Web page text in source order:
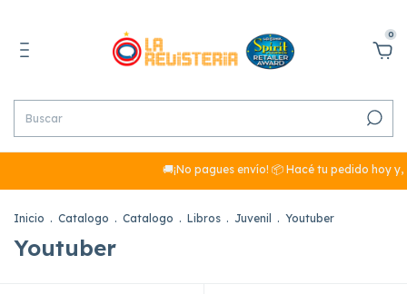
0
🚚¡No pagues envío! 📦 Hacé tu pedido hoy
Inicio . Catalogo . Catalogo . Libros . Juvenil . Youtuber
Youtuber